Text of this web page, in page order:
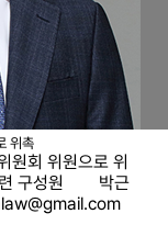
위촉
원회 위원으로 위
구성원 박근